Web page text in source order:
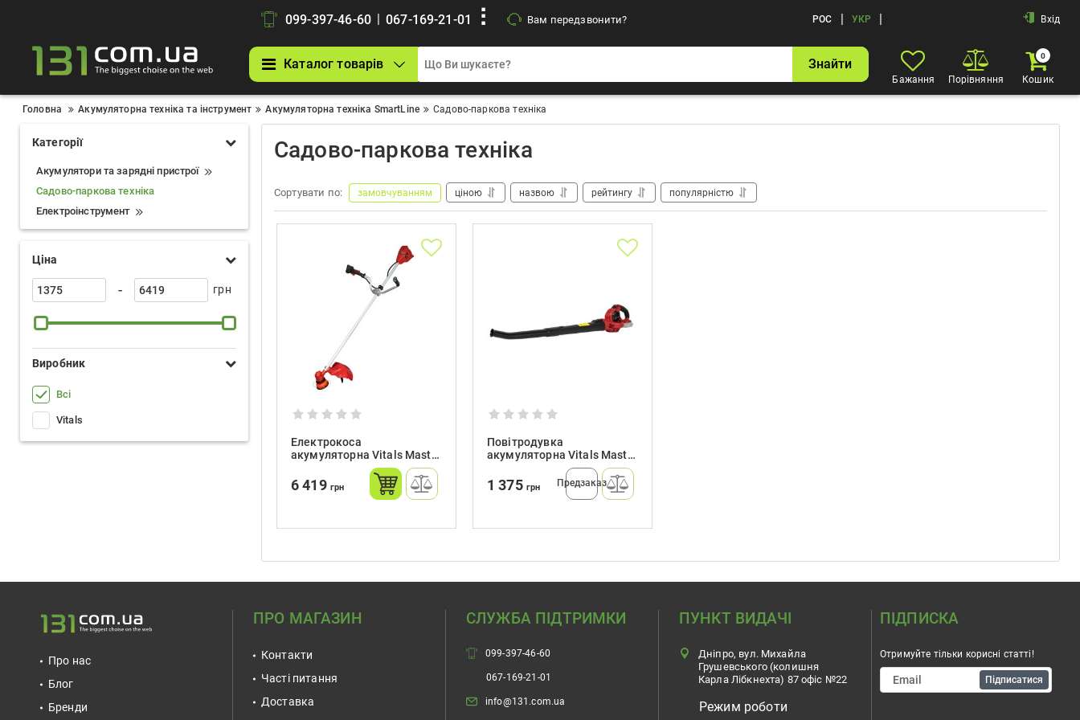
099-397-46-60 | 067-169-21-01 Вам передзвонити? РОС | УКР | Вхід
Каталог товарів Знайти
Бажання Порівняння
0
Кошик
Головна Акумуляторна техніка та інструмент Акумуляторна техніка SmartLine Садово-паркова техніка
Категорії
Акумулятори та зарядні пристрої
Садово-паркова техніка
Електроінструмент
Ціна
- грн
Виробник
Всі
Vitals
Садово-паркова техніка
Сортувати по: замовчуванням ціною назвою рейтингу популярністю
Електрокоса
акумуляторна Vitals Master
6 419 грн
Повітродувка
акумуляторна Vitals Master
ALP 1817p SmartLine
1 375 грн Предзаказ
Про нас
Блог
Бренди
ПРО МАГАЗИН
Контакти
Часті питання
Доставка
СЛУЖБА ПІДТРИМКИ
099-397-46-60
067-169-21-01
info@131.com.ua
ПУНКТ ВИДАЧІ
Дніпро, вул. Михайла
Грушевського (колишня
Карла Лібкнехта) 87 офіс №22
Режим роботи
ПІДПИСКА
Отримуйте тільки корисні статті!
Підписатися